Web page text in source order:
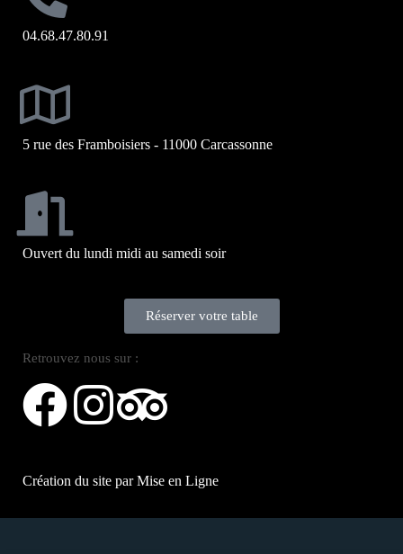
04.68.47.80.91
5 rue des Framboisiers - 11000 Carcassonne
Ouvert du lundi midi au samedi soir
Réserver votre table
Retrouvez nous sur :
Création du site parMise en Ligne